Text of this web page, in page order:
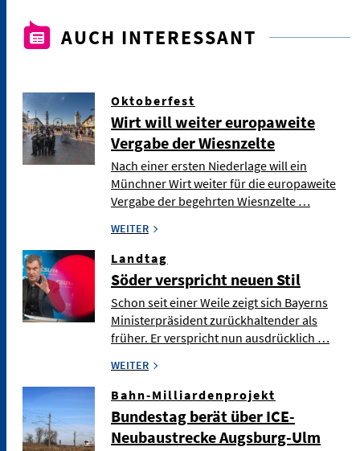
AUCH INTERESSANT
Oktoberfest
Wirt will weiter europaweite
Vergabe der Wiesnzelte
Nach einer ersten Niederlage will ein
Münchner Wirt weiter für die europaweite
Vergabe der begehrten Wiesnzelte …
WEITER
Landtag
Söder verspricht neuen Stil
Schon seit einer Weile zeigt sich Bayerns
Ministerpräsident zurückhaltender als
früher. Er verspricht nun ausdrücklich …
WEITER
Bahn-Milliardenprojekt
Bundestag berät über ICE-
Neubaustrecke Augsburg-Ulm